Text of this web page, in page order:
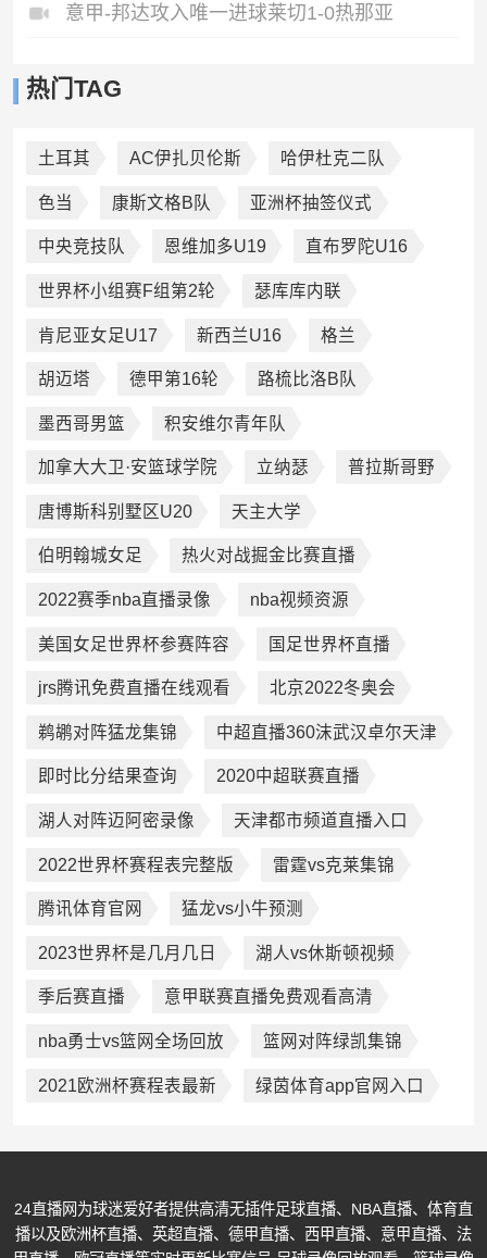
意甲-邦达攻入唯一进球莱切1-0热那亚
热门TAG
土耳其 AC伊扎贝伦斯 哈伊杜克二队
色当 康斯文格B队 亚洲杯抽签仪式
中央竞技队 恩维加多U19 直布罗陀U16
世界杯小组赛F组第2轮 瑟库库内联
肯尼亚女足U17 新西兰U16 格兰
胡迈塔 德甲第16轮 路梳比洛B队
墨西哥男篮 积安维尔青年队
加拿大大卫·安篮球学院 立纳瑟 普拉斯哥野
唐博斯科别墅区U20 天主大学
伯明翰城女足 热火对战掘金比赛直播
2022赛季nba直播录像 nba视频资源
美国女足世界杯参赛阵容 国足世界杯直播
jrs腾讯免费直播在线观看 北京2022冬奥会
鹈鹕对阵猛龙集锦 中超直播360沫武汉卓尔天津
即时比分结果查询 2020中超联赛直播
湖人对阵迈阿密录像 天津都市频道直播入口
2022世界杯赛程表完整版 雷霆vs克莱集锦
腾讯体育官网 猛龙vs小牛预测
2023世界杯是几月几日 湖人vs休斯顿视频
季后赛直播 意甲联赛直播免费观看高清
nba勇士vs篮网全场回放 篮网对阵绿凯集锦
2021欧洲杯赛程表最新 绿茵体育app官网入口
24直播网为球迷爱好者提供高清无插件足球直播、NBA直播、体育直
播以及欧洲杯直播、英超直播、德甲直播、西甲直播、意甲直播、法